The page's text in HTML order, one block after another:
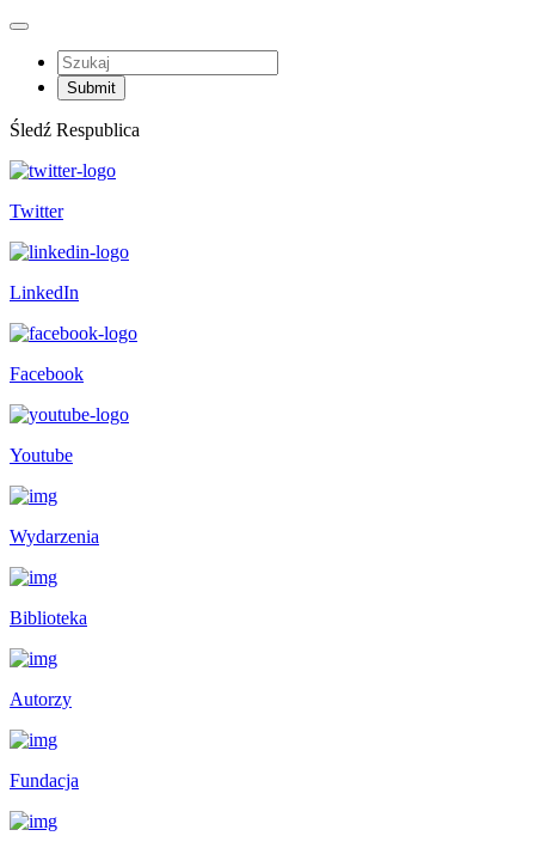
Śledź Respublica
Twitter
LinkedIn
Facebook
Youtube
Wydarzenia
Biblioteka
Autorzy
Fundacja